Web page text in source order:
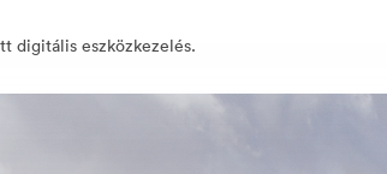
digitális eszközkezelés.